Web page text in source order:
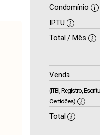
Condomínio
IPTU
Total / Mês
Venda
(ITBI, Registro,
Certidões)
Total